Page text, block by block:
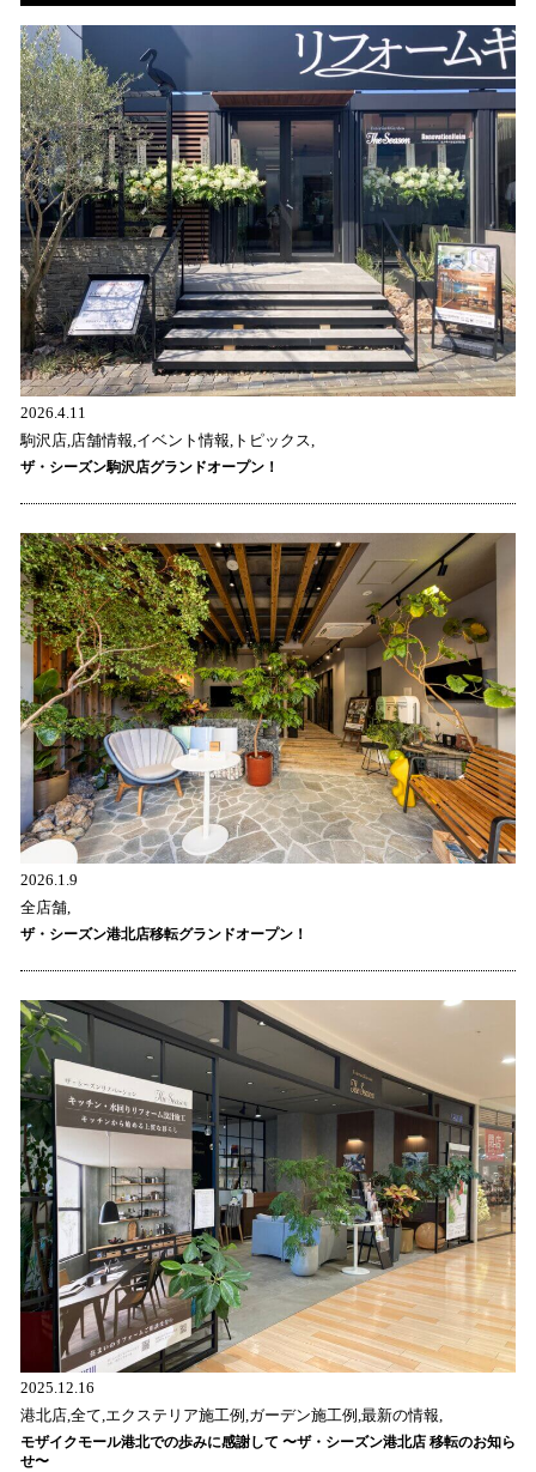
2026.4.11
駒沢店,店舗情報,イベント情報,トピックス,
ザ・シーズン駒沢店グランドオープン！
2026.1.9
全店舗,
ザ・シーズン港北店移転グランドオープン！
2025.12.16
港北店,全て,エクステリア施工例,ガーデン施工例,最新の情報,
モザイクモール港北での歩みに感謝して 〜ザ・シーズン港北店 移転のお知ら
せ〜